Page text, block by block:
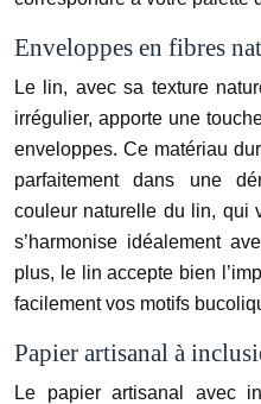
Enveloppes en fibres
Le lin, avec sa texture
irrégulier, apporte une
enveloppes. Ce matériau
parfaitement dans une
couleur naturelle du lin, qui
s’harmonise idéalement
plus, le lin accepte bien
facilement vos motifs
Papier artisanal à
Le papier artisanal avec